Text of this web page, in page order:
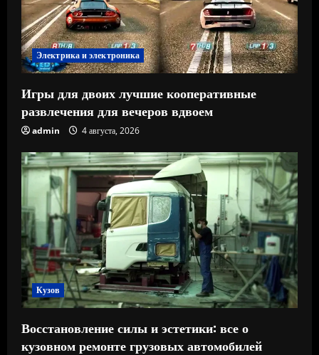
Электрика и электроника
Игры для двоих лучшие кооперативные
развлечения для вечеров вдвоем
admin 4 августа, 2026
Кузов
Восстановление силы и эстетики: все о
кузовном ремонте грузовых автомобилей